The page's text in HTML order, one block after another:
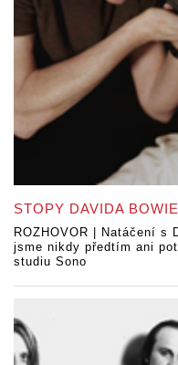
STOPY DAVIDA
ROZHOVOR | Natáčení s
jsme nikdy předtím ani
studiu Sono